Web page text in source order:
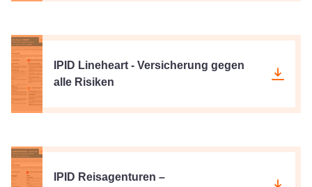
IPID Lineheart - Versicherung gegen
alle Risiken
IPID Reisagenturen –